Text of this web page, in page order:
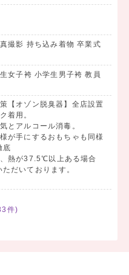
撮影 持ち込み着物 卒業式
女子袴 小学生男子袴 教員
【オゾン脱臭器】全店設置
着用。
とアルコール消毒。
が手にするおもちゃも同様
底
熱が37.5℃以上ある場合
だいております。
件)